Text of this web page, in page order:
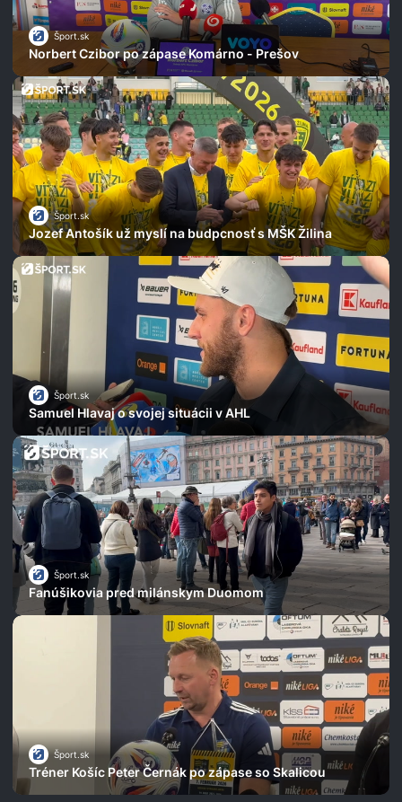
Šport.sk
Norbert Czibor po zápase Komárno - Prešov
Šport.sk
Jozef Antošík už myslí na budpcnosť s MŠK Žilina
Šport.sk
Samuel Hlavaj o svojej situácii v AHL
Šport.sk
Fanúšikovia pred milánskym Duomom
Šport.sk
Tréner Košíc Peter Černák po zápase so Skalicou